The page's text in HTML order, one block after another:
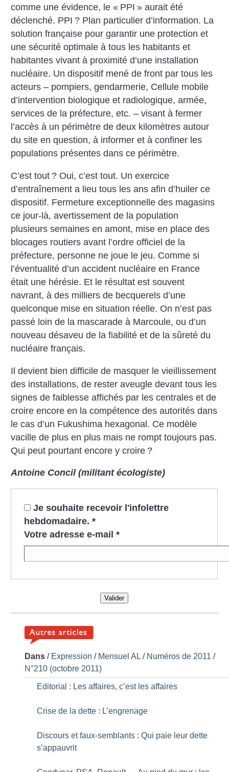
comme une évidence, le « PPI » aurait été
déclenché. PPI ? Plan particulier d’information. La
solution française pour garantir une protection et
une sécurité optimale à tous les habitants et
habitantes vivant à proximité d’une installation
nucléaire. Un dispositif mené de front par tous les
acteurs – pompiers, gendarmerie, Cellule mobile
d’intervention biologique et radiologique, armée,
services de la préfecture, etc. – visant à fermer
l’accès à un périmètre de deux kilomètres autour
du site en question, à informer et à confiner les
populations présentes dans ce périmètre.
C’est tout ? Oui, c’est tout. Un exercice
d’entraînement a lieu tous les ans afin d’huiler ce
dispositif. Fermeture exceptionnelle des magasins
ce jour-là, avertissement de la population
plusieurs semaines en amont, mise en place des
blocages routiers avant l’ordre officiel de la
préfecture, personne ne joue le jeu. Comme si
l’éventualité d’un accident nucléaire en France
était une hérésie. Et le résultat est souvent
navrant, à des milliers de becquerels d’une
quelconque mise en situation réelle. On n’est pas
passé loin de la mascarade à Marcoule, ou d’un
nouveau désaveu de la fiabilité et de la sûreté du
nucléaire français.
Il devient bien difficile de masquer le vieillissement
des installations, de rester aveugle devant tous les
signes de faiblesse affichés par les centrales et de
croire encore en la compétence des autorités dans
le cas d’un Fukushima hexagonal. Ce modèle
vacille de plus en plus mais ne rompt toujours pas.
Qui peut pourtant encore y croire ?
Antoine Concil (militant écologiste)
Je souhaite recevoir l'infolettre
hebdomadaire. *
Votre adresse e-mail *
Valider
Dans / Expression / Mensuel AL / Numéros de 2011 /
N°210 (octobre 2011)
Editorial : Les affaires, c’est les affaires
Crise de la dette : L’engrenage
Discours et faux-semblants : Qui paie leur dette
s’appauvrit